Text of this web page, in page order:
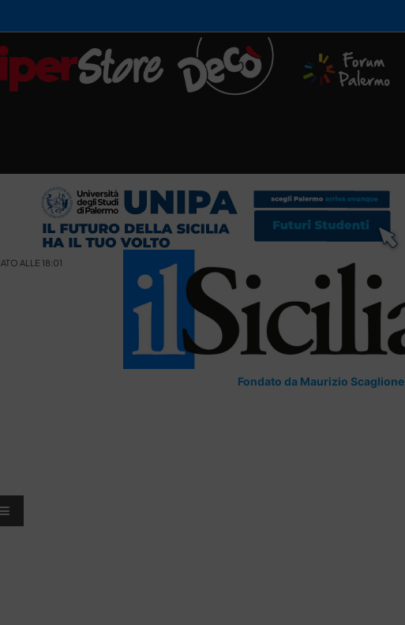
ALLE 18:01
Fondato da Maurizio Scaglione